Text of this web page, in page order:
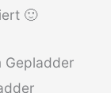
🙂
Gepladder